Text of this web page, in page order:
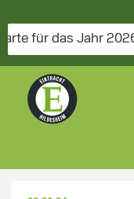
das Jahr 2026